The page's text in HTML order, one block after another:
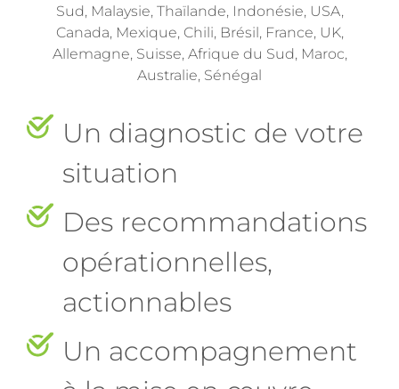
Sud, Malaysie, Thaïlande, Indonésie, USA,
Canada, Mexique, Chili, Brésil, France, UK,
Allemagne, Suisse, Afrique du Sud, Maroc,
Australie, Sénégal
Un diagnostic de votre
situation
Des recommandations
opérationnelles,
actionnables
Un accompagnement